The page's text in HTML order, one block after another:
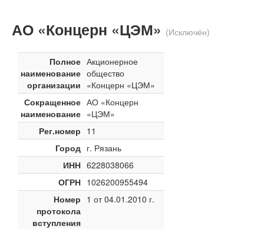
АО «Концерн «ЦЭМ» (Исключён)
Полное
наименование
организации
Акционерное
общество
«Концерн «ЦЭМ»
Сокращенное
наименование
АО «Концерн
«ЦЭМ»
Рег.номер 11
Город г. Рязань
ИНН 6228038066
ОГРН 1026200955494
Номер
протокола
вступления
1 от 04.01.2010 г.